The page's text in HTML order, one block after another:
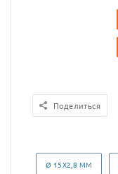
Поделиться
Ø 15Х2,8 ММ